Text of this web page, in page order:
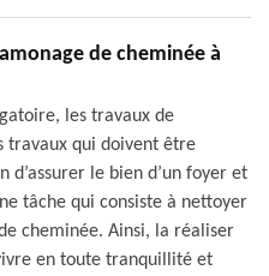
de cheminée à
les travaux de
travaux qui doivent être
d’assurer le bien d’un foyer et
tâche qui consiste à nettoyer
cheminée. Ainsi, la réaliser
en toute tranquillité et